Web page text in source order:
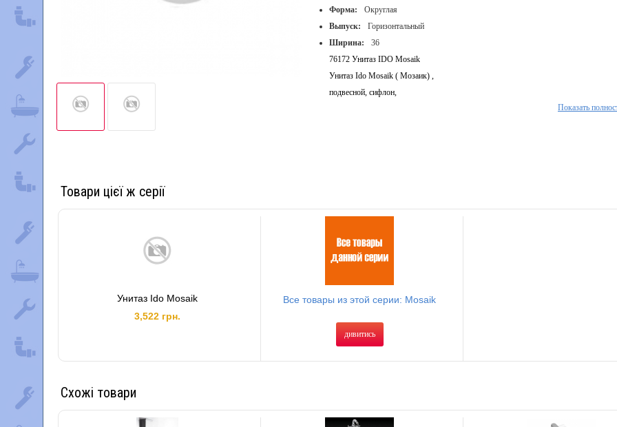
Форма:
Округлая
Выпуск:
Горизонтальный
Ширина:
36
76172 Унитаз IDO Mosaik
Унитаз Ido Mosaik ( Мозаик) ,
подвесной, сифлон,
Показать
Товари цієї ж серії
Унитаз Ido Mosaik
3,522 грн.
Все товары из этой серии: Mosaik
дивитись
Схожі товари